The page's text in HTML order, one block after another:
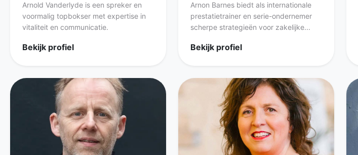
Arnold Vanderlyde is een spreker en
voormalig topbokser met expertise in
vitaliteit en communicatie.
Bekijk profiel
Arnon Barnes biedt als internationale
prestatietrainer en serie-ondernemer
scherpe strategieën voor zakelijke...
Bekijk profiel